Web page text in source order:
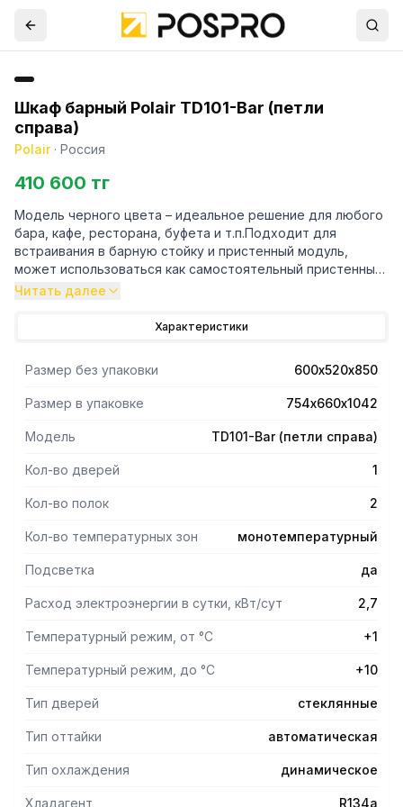
Шкаф барный Polair TD101-Bar (петли
справа)
Polair· Россия
410 600 тг
Модель черного цвета – идеальное решение для любого
бара, кафе, ресторана, буфета и т.п.Подходит для
встраивания в барную стойку и пристенный модуль,
может использоваться как самостоятельный пристенный
модуль. Правостороннее открывание двери со
Читать далее
Характеристики
Размер без упаковки 600х520х850
Размер в упаковке 754х660х1042
Модель TD101-Bar (петли справа)
Кол-во дверей 1
Кол-во полок 2
Кол-во температурных зон монотемпературный
Подсветка да
Расход электроэнергии в сутки, кВт/сут 2,7
Температурный режим, от °С +1
Температурный режим, до °С +10
Тип дверей стеклянные
Тип оттайки автоматическая
Тип охлаждения динамическое
Хладагент R134a